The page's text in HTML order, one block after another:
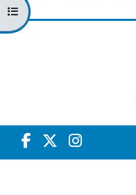
Apri indice del corso